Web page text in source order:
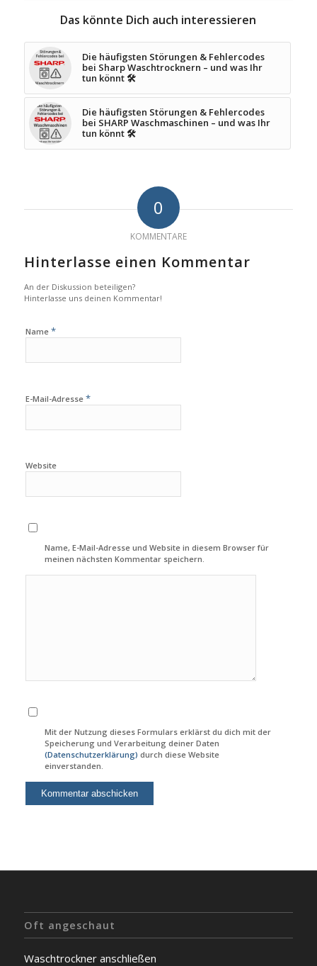
Das könnte Dich auch interessieren
Die häufigsten Störungen & Fehlercodes
bei Sharp Waschtrocknern – und was Ihr
tun könnt 🛠️
Die häufigsten Störungen & Fehlercodes
bei SHARP Waschmaschinen – und was Ihr
tun könnt 🛠️
0
KOMMENTARE
Hinterlasse einen Kommentar
An der Diskussion beteiligen?
Hinterlasse uns deinen Kommentar!
Name *
E-Mail-Adresse *
Website
Name, E-Mail-Adresse und Website in diesem Browser für
meinen nächsten Kommentar speichern.
Mit der Nutzung dieses Formulars erklärst du dich mit der
Speicherung und Verarbeitung deiner Daten
(Datenschutzerklärung) durch diese Website
einverstanden.
Oft angeschaut
Waschtrockner anschließen